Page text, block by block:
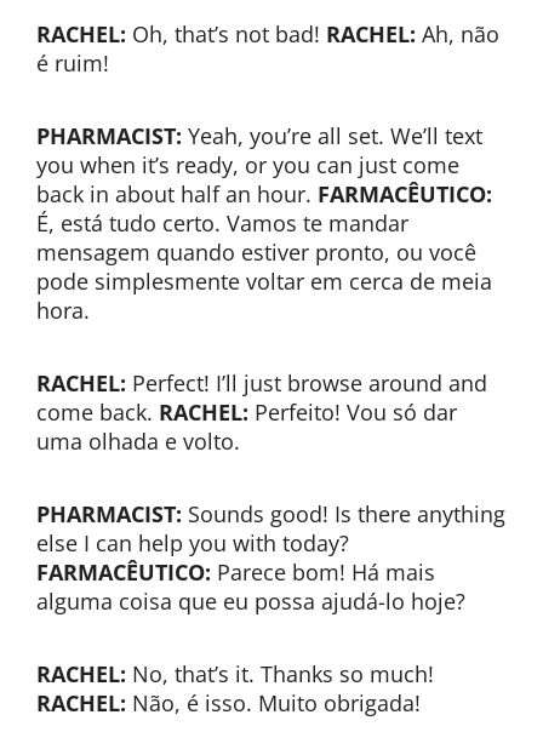
RACHEL: Oh, that’s not bad! RACHEL: Ah, não
é ruim!
PHARMACIST: Yeah, you’re all set. We’ll text
you when it’s ready, or you can just come
back in about half an hour. FARMACÊUTICO:
É, está tudo certo. Vamos te mandar
mensagem quando estiver pronto, ou você
pode simplesmente voltar em cerca de meia
hora.
RACHEL: Perfect! I’ll just browse around and
come back. RACHEL: Perfeito! Vou só dar
uma olhada e volto.
PHARMACIST: Sounds good! Is there anything
else I can help you with today?
FARMACÊUTICO: Parece bom! Há mais
alguma coisa que eu possa ajudá-lo hoje?
RACHEL: No, that’s it. Thanks so much!
RACHEL: Não, é isso. Muito obrigada!